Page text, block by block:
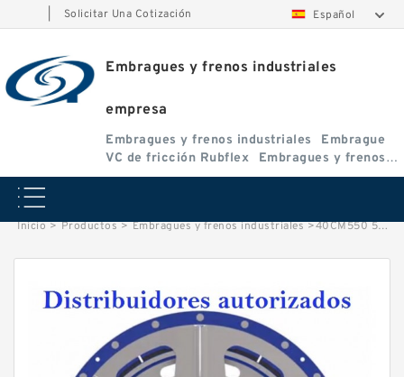
Solicitar Una Cotización Español
Embragues y frenos industriales
empresa
Embragues y frenos industriales
Embrague
VC de fricción Rubflex
Embragues y frenos
VC
Inicio > Productos > Embragues y frenos industriales >40CM550 512243 Eaton Airflex Embragues y Frenos